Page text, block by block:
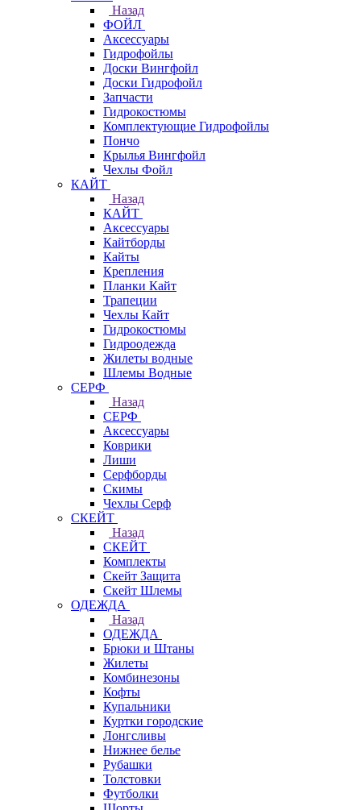
Назад
ФОЙЛ
Аксессуары
Гидрофойлы
Доски Вингфойл
Доски Гидрофойл
Запчасти
Гидрокостюмы
Комплектующие Гидрофойлы
Пончо
Крылья Вингфойл
Чехлы Фойл
КАЙТ
Назад
КАЙТ
Аксессуары
Кайтборды
Кайты
Крепления
Планки Кайт
Трапеции
Чехлы Кайт
Гидрокостюмы
Гидроодежда
Жилеты водные
Шлемы Водные
СЕРФ
Назад
СЕРФ
Аксессуары
Коврики
Лиши
Серфборды
Скимы
Чехлы Cерф
СКЕЙТ
Назад
СКЕЙТ
Комплекты
Скейт Защита
Скейт Шлемы
ОДЕЖДА
Назад
ОДЕЖДА
Брюки и Штаны
Жилеты
Комбинезоны
Кофты
Купальники
Куртки городские
Лонгсливы
Нижнее белье
Рубашки
Толстовки
Футболки